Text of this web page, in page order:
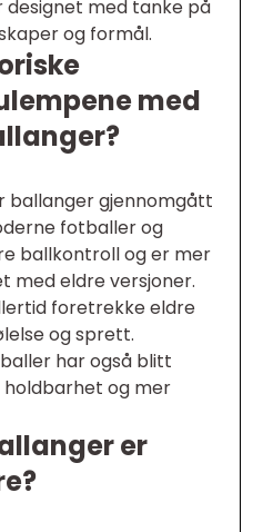
med tanke på
og formål.
med
ballanger gjennomgått
fotballer og
ballkontroll og er mer
med eldre versjoner.
foretrekke eldre
og sprett.
har også blitt
og mer
er